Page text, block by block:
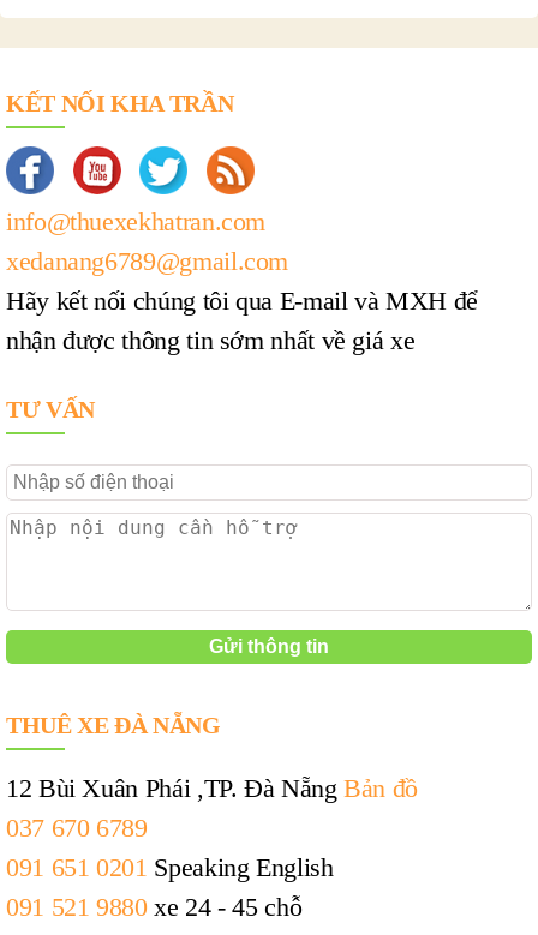
KẾT NỐI KHA TRẦN
info@thuexekhatran.com
xedanang6789@gmail.com
Hãy kết nối chúng tôi qua E-mail và MXH để
nhận được thông tin sớm nhất về giá xe
TƯ VẤN
THUÊ XE ĐÀ NẴNG
12 Bùi Xuân Phái ,TP. Đà NẵngBản đồ
037 670 6789
091 651 0201 Speaking English
091 521 9880xe 24 - 45 chỗ